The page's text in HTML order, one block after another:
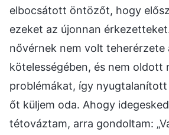
elbocsátott öntözőt, hogy
ezeket az újonnan
nővérnek nem volt teherérzete
kötelességében, és nem oldott
problémákat, így
őt küljem oda. Ahogy
tétováztam, arra gondoltam: